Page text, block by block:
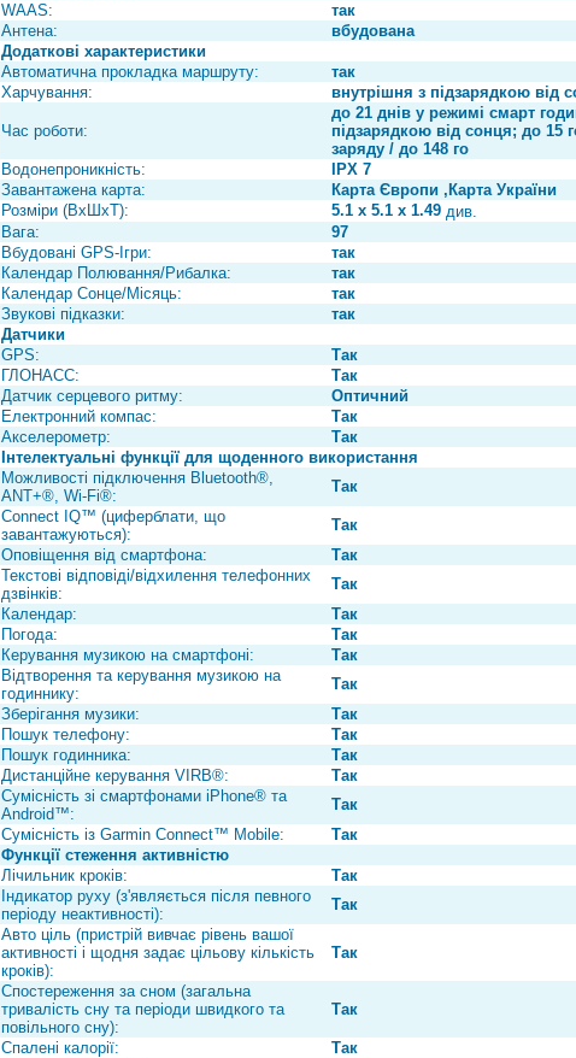
WAAS:
так
Антена:
вбудована
Додаткові характеристики
Автоматична прокладка маршруту:
так
Харчування:
внутрішня з підзарядкою від
Час роботи:
до 21 днів у режимі смарт
підзарядкою від сонця; до 15
заряду / до 148 го
Водонепроникність:
IPX 7
Завантажена карта:
Карта Європи ,Карта України
Розміри (ВхШхТ):
5.1 x 5.1 x 1.49 див.
Вага:
97
Вбудовані GPS-Ігри:
так
Календар Полювання/Рибалка:
так
Календар Сонце/Місяць:
так
Звукові підказки:
так
Датчики
GPS:
Так
ГЛОНАСС:
Так
Датчик серцевого ритму:
Оптичний
Електронний компас:
Так
Акселерометр:
Так
Інтелектуальні функції для щоденного використання
Можливості підключення Bluetooth®,
ANT+®, Wi-Fi®:
Так
Connect IQ™ (циферблати, що
завантажуються):
Так
Оповіщення від смартфона:
Так
Текстові відповіді/відхилення телефонних
дзвінків:
Так
Календар:
Так
Погода:
Так
Керування музикою на смартфоні:
Так
Відтворення та керування музикою на
годиннику:
Так
Зберігання музики:
Так
Пошук телефону:
Так
Пошук годинника:
Так
Дистанційне керування VIRB®:
Так
Сумісність зі смартфонами iPhone® та
Android™:
Так
Сумісність із Garmin Connect™ Mobile:
Так
Функції стеження активністю
Лічильник кроків:
Так
Індикатор руху (з'являється після певного
періоду неактивності):
Так
Авто ціль (пристрій вивчає рівень вашої
активності і щодня задає цільову кількість
кроків):
Так
Спостереження за сном (загальна
тривалість сну та періоди швидкого та
повільного сну):
Так
Спалені калорії:
Так